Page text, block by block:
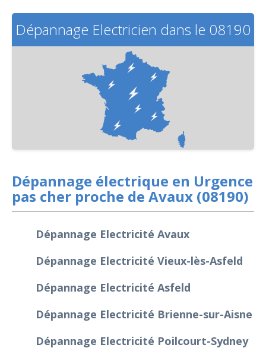
Dépannage Electricien dans le 08190
Dépannage électrique en Urgence
pas cher proche de Avaux (08190)
Dépannage Electricité Avaux
Dépannage Electricité Vieux-lès-Asfeld
Dépannage Electricité Asfeld
Dépannage Electricité Brienne-sur-Aisne
Dépannage Electricité Poilcourt-Sydney